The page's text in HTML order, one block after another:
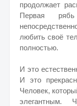
продолжает
Первая
любить своё
полностью.
И это
И это
Человек,
элегантным.